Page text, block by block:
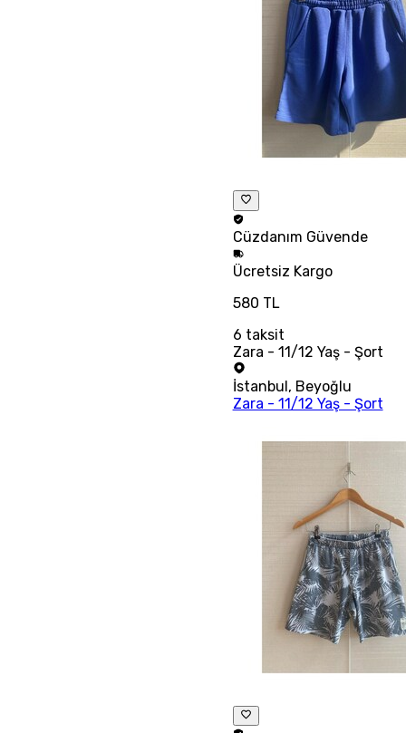
Cüzdanım Güvende
Ücretsiz Kargo
580 TL
6 taksit
Zara - 11/12 Yaş - Şort
İstanbul, Beyoğlu
Zara - 11/12 Yaş - Şort